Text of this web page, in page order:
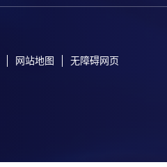
网站地图 无障碍网页